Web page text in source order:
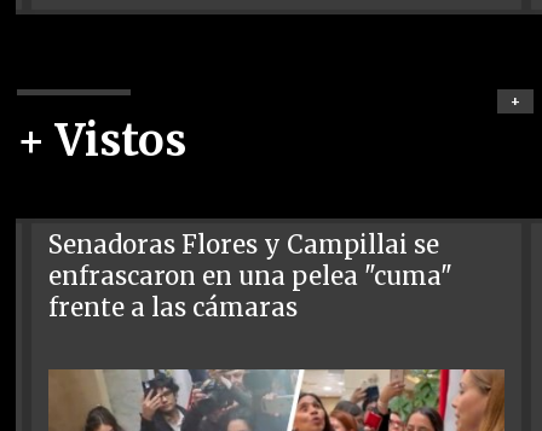
+ Vistos
+
Senadoras Flores y Campillai se
enfrascaron en una pelea "cuma"
frente a las cámaras